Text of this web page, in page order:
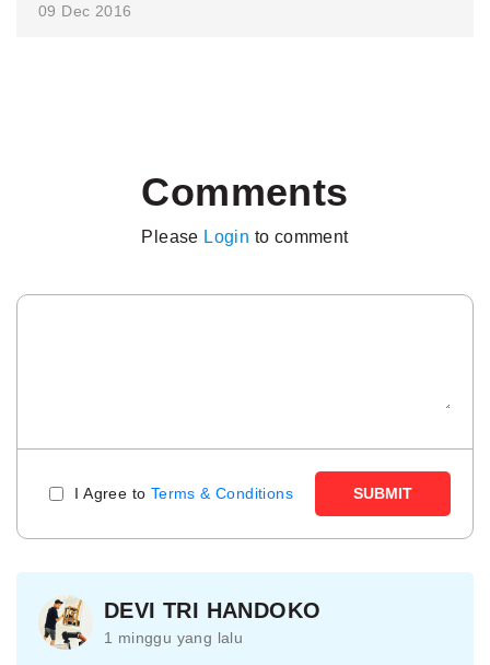
09 Dec 2016
Comments
Please Login to comment
I Agree to Terms & Conditions SUBMIT
DEVI TRI HANDOKO
1 minggu yang lalu